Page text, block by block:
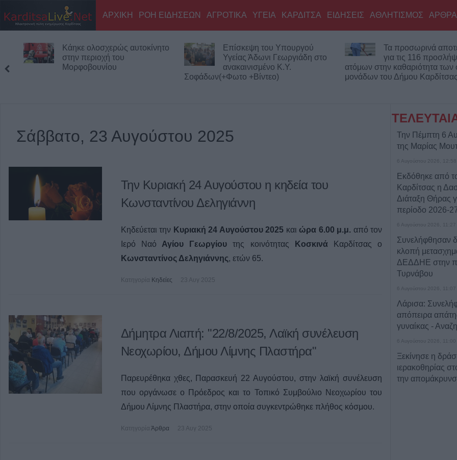
ΑΡΧΙΚΗ ΡΟΗ ΕΙΔΗΣΕΩΝ ΑΓΡΟΤΙΚΑ ΥΓΕΙΑ ΚΑΡΔΙΤΣΑ ΕΙΔΗΣΕΙΣ ΑΘΛΗΤΙΣΜΟΣ ΑΡΘΡΑ
Κάηκε ολοσχερώς αυτοκίνητο
στην περιοχή του
Μορφοβουνίου
Επίσκεψη του Υπουργού
Υγείας Άδωνι Γεωργιάδη στο
ανακαινισμένο Κ.Y.
Σοφάδων(+Φωτο +Βίντεο)
Τα προσωρινά
για τις 116
ατόμων στην καθαριότητα των
μονάδων του Δήμου Καρδίτσας
Σάββατο, 23 Αυγούστου 2025
Την Κυριακή 24 Αυγούστου η κηδεία του
Κωνσταντίνου Δεληγιάννη
Κηδεύεται την Κυριακή 24 Αυγούστου 2025 και ώρα 6.00 μ.μ. από τον
Ιερό Ναό Αγίου Γεωργίου της κοινότητας ΚοσκινάΚαρδίτσας ο
Κωνσταντίνος Δεληγιάννης, ετών 65.
Κατηγορία Κηδείες 23 Αυγ 2025
Δήμητρα Λιαπή: "22/8/2025, Λαϊκή συνέλευση
Νεοχωρίου, Δήμου Λίμνης Πλαστήρα"
Παρευρέθηκα χθες, Παρασκευή 22 Αυγούστου, στην λαϊκή συνέλευση
που οργάνωσε ο Πρόεδρος και το Τοπικό Συμβούλιο Νεοχωρίου του
Δήμου Λίμνης Πλαστήρα, στην οποία συγκεντρώθηκε πλήθος κόσμου.
Κατηγορία Άρθρα 23 Αυγ 2025
Την Πέμπτη 6
της Μαρίας
6 Αυγούστου 2026, 12:58
Εκδόθηκε από
Καρδίτσας η
Διάταξη Θήρας
περίοδο 2026-
6 Αυγούστου 2026, 11:27
Συνελήφθησαν
κλοπή
ΔΕΔΔΗΕ στην
Τυρνάβου
6 Αυγούστου 2026, 11:07
Λάρισα:
απόπειρα
γυναίκας -
6 Αυγούστου 2026, 11:00
Ξεκίνησε η
ιερακοθηρίας
την